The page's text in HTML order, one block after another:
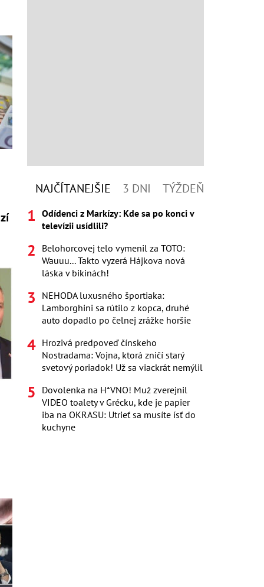
NAJČÍTANEJŠIE 3 DNI TÝŽDEŇ
Odídenci z Markízy: Kde sa po konci v
televízii usídlili?
Belohorcovej telo vymenil za TOTO:
Wauuu... Takto vyzerá Hájkova nová
láska v bikinách!
NEHODA luxusného športiaka:
Lamborghini sa rútilo z kopca, druhé
auto dopadlo po čelnej zrážke horšie
Hrozivá predpoveď čínskeho
Nostradama: Vojna, ktorá zničí starý
svetový poriadok! Už sa viackrát nemýlil
Dovolenka na H*VNO! Muž zverejnil
VIDEO toalety v Grécku, kde je papier
iba na OKRASU: Utrieť sa musíte ísť do
kuchyne